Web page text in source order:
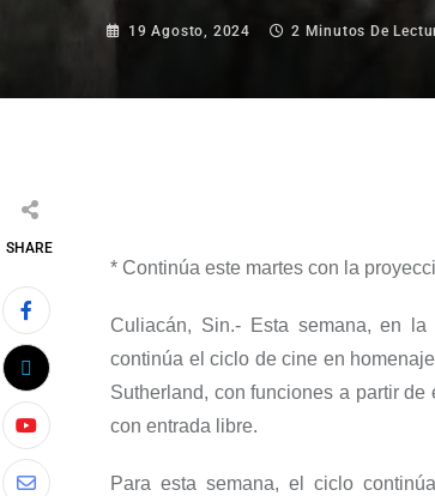
19 Agosto, 2024 2 Minutos De
SHARE
* Continúa este martes con la
Culiacán, Sin.- Esta semana, en la
continúa el ciclo de cine en
Sutherland, con funcionesa partir de
con entrada libre.
Para esta semana, el ciclo